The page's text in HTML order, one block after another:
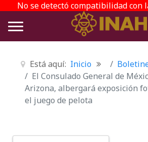
No se detectó compatibilidad con
Está aquí: Inicio
El Consulado General de
Arizona, albergará exposición
el juego de pelota